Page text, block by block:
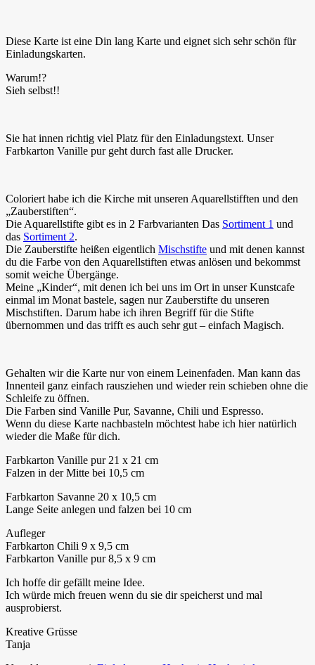
Diese Karte ist eine Din lang Karte und eignet sich sehr schön für
Einladungskarten.
Warum!?
Sieh selbst!!
Sie hat innen richtig viel Platz für den Einladungstext. Unser
Farbkarton Vanille pur geht durch fast alle Drucker.
Coloriert habe ich die Kirche mit unseren Aquarellstifften und den
„Zauberstiften“.
Die Aquarellstifte gibt es in 2 Farbvarianten Das Sortiment 1 und
das Sortiment 2.
Die Zauberstifte heißen eigentlich Mischstifte und mit denen kannst
du die Farbe von den Aquarellstiften etwas anlösen und bekommst
somit weiche Übergänge.
Meine „Kinder“, mit denen ich bei uns im Ort in unser Kunstcafe
einmal im Monat bastele, sagen nur Zauberstifte du unseren
Mischstiften. Darum habe ich ihren Begriff für die Stifte
übernommen und das trifft es auch sehr gut – einfach Magisch.
Gehalten wir die Karte nur von einem Leinenfaden. Man kann das
Innenteil ganz einfach rausziehen und wieder rein schieben ohne die
Schleife zu öffnen.
Die Farben sind Vanille Pur, Savanne, Chili und Espresso.
Wenn du diese Karte nachbasteln möchtest habe ich hier natürlich
wieder die Maße für dich.
Farbkarton Vanille pur 21 x 21 cm
Falzen in der Mitte bei 10,5 cm
Farbkarton Savanne 20 x 10,5 cm
Lange Seite anlegen und falzen bei 10 cm
Aufleger
Farbkarton Chili 9 x 9,5 cm
Farbkarton Vanille pur 8,5 x 9 cm
Ich hoffe dir gefällt meine Idee.
Ich würde mich freuen wenn du sie dir speicherst und mal
ausprobierst.
Kreative Grüsse
Tanja